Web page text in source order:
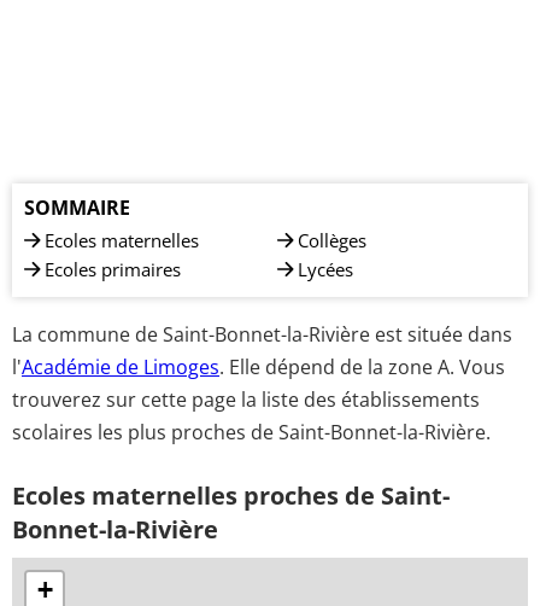
SOMMAIRE
Ecoles maternelles
Ecoles primaires
Collèges
Lycées
La commune de Saint-Bonnet-la-Rivière est située dans
l'Académie de Limoges. Elle dépend de la zone A. Vous
trouverez sur cette page la liste des établissements
scolaires les plus proches de Saint-Bonnet-la-Rivière.
Ecoles maternelles proches de Saint-
Bonnet-la-Rivière
+